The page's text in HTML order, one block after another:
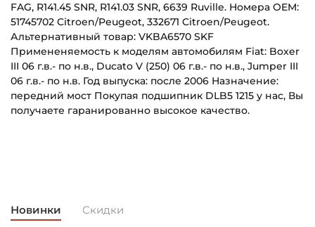
FAG, R141.45 SNR, R141.03 SNR, 6639 Ruville. Номера OEM:
51745702 Citroen/Peugeot, 332671 Citroen/Peugeot.
Альтернативный товар: VKBA6570 SKF
Примененяемость к моделям автомобилям Fiat: Boxer
III 06 г.в.- по н.в., Ducato V (250) 06 г.в.- по н.в., Jumper III
06 г.в.- по н.в. Год выпуска: после 2006 Назначение:
передний мост Покупая подшипник DLB5 1215 у нас, Вы
получаете гаранированно высокое качество.
Ширина внутреннего кольца (B):
Для автомобилей:
Новинки Скидки